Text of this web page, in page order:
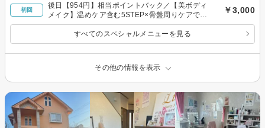
初回
後日【954円】相当ポイントバック／【美ボディ
メイク】温めケア含む5STEP×骨盤周りケアでス
ッキリ！代謝サポート◎80分￥3000
￥3,000
すべてのスペシャルメニューを見る
その他の情報を表示